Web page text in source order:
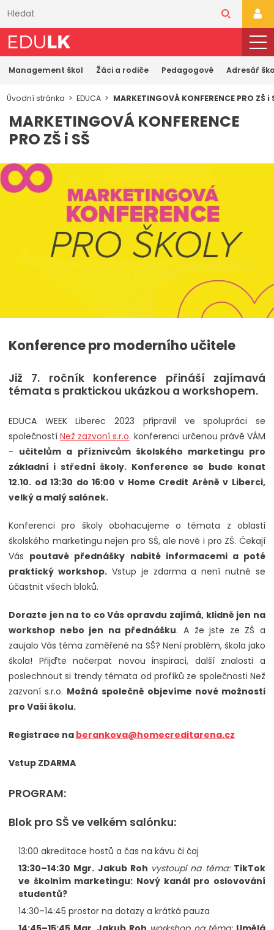
obsahu
Management škol Žáci a rodiče Pedagogové Adresář
Úvodní stránka EDUCA MARKETINGOVÁ KONFERENCE PRO ZŠ i
MARKETINGOVÁ KONFERENCE
PRO ZŠ i SŠ
Konference pro moderního učitele
Již 7. ročník konference přináší zajímavá
témata s praktickou ukázkou a workshopem.
EDUCA WEEK Liberec 2023 připravil ve spolupráci se
společnostíNež zazvoní s.r.o. konferenci určenou právě VÁM
- učitelům a příznivcům školského marketingu pro
základní i střední školy. Konference se bude konat
12.10. od 13:30 do 16:00 v Home Credit Aréně v Liberci,
velký a malý salónek.
Konferenci pro školy obohacujeme o témata z oblasti
školského marketingu nejen pro SŠ, ale nově i pro ZŠ. Čekají
Vás poutavé přednášky nabité informacemi a poté
praktický workshop.Vstup je zdarma a není nutné se
účastnit všech bloků.
Dorazte jen na to co Vás opravdu zajímá, klidně jen na
workshop nebo jen na přednášku. A že jste ze ZŠ a
zaujalo Vás téma zaměřené na SŠ? Není problém, škola jako
škola! Přijďte načerpat novou inspiraci, další znalosti a
poslechnout si trendy témata od profíků ze společnosti Než
zazvoní s.r.o. Možná společně objevíme nové možnosti
pro Vaši školu.
Registrace na berankova@homecreditarena.cz
Vstup ZDARMA
PROGRAM:
Blok pro SŠ ve velkém salónku:
13:00 akreditace hostů a čas na kávu či čaj
13:30–14:30 Mgr. Jakub Roh vystoupí na téma: TikTok
ve školním marketingu: Nový kanál pro oslovování
studentů?
14:30–14:45 prostor na dotazy a krátká pauza